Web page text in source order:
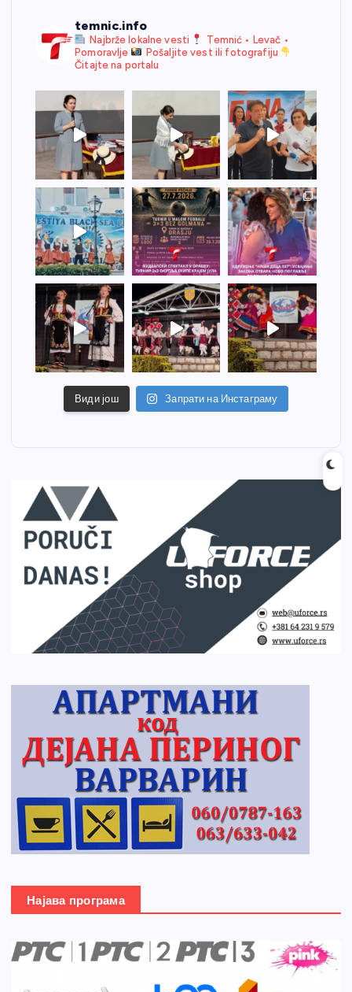
temnic.info
Najbrže lokalne vesti
Temnić • Levač •
Pomoravlje
Pošaljite vest ili fotografiju
Čitajte na portalu
Види још Запрати на Инстаграму
Најава програма